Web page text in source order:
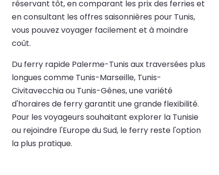
réservant tôt, en comparant les prix des ferries et
en consultant les offres saisonnières pour Tunis,
vous pouvez voyager facilement et à moindre
coût.
Du ferry rapide Palerme-Tunis aux traversées plus
longues comme Tunis-Marseille, Tunis-
Civitavecchia ou Tunis-Gênes, une variété
d'horaires de ferry garantit une grande flexibilité.
Pour les voyageurs souhaitant explorer la Tunisie
ou rejoindre l'Europe du Sud, le ferry reste l'option
la plus pratique.